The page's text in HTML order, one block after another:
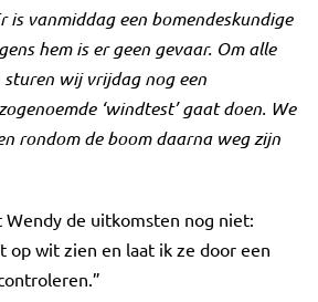
is vanmiddag een bomendeskundige
hem is er geen gevaar. Om alle
wij vrijdag nog een
‘windtest’ gaat doen. We
rondom de boom daarna weg zijn
de uitkomsten nog niet:
op wit zien en laat ik ze door een